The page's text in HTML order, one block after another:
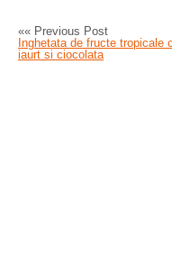
«« Previous Post
Inghetata de fructe tropicale
iaurt si ciocolata